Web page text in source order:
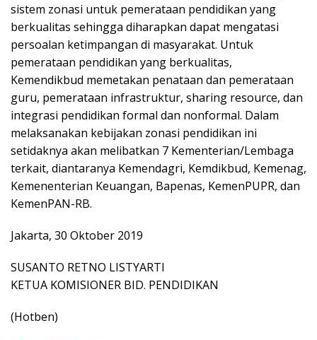
sistem zonasi untuk pemerataan pendidikan yang
berkualitas sehingga diharapkan dapat mengatasi
persoalan ketimpangan di masyarakat. Untuk
pemerataan pendidikan yang berkualitas,
Kemendikbud memetakan penataan dan pemerataan
guru, pemerataan infrastruktur, sharing resource, dan
integrasi pendidikan formal dan nonformal. Dalam
melaksanakan kebijakan zonasi pendidikan ini
setidaknya akan melibatkan 7 Kementerian/Lembaga
terkait, diantaranya Kemendagri, Kemdikbud, Kemenag,
Kemenenterian Keuangan, Bapenas, KemenPUPR, dan
KemenPAN-RB.
Jakarta, 30 Oktober 2019
SUSANTO RETNO LISTYARTI
KETUA KOMISIONER BID. PENDIDIKAN
(Hotben)